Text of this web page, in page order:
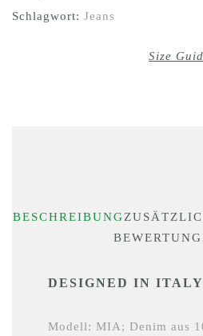
Schlagwort: Jeans
Size
BESCHREIBUNG
DESIGNED IN ITALY
Modell: MIA; Denim aus